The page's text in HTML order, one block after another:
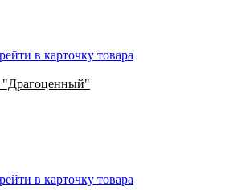
в карточку товара
"Драгоценный"
в карточку товара